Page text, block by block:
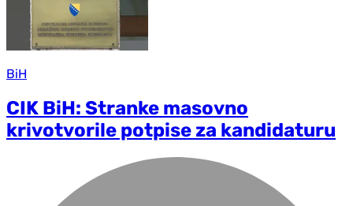
BiH
CIK BiH: Stranke masovno
krivotvorile potpise za kandidaturu